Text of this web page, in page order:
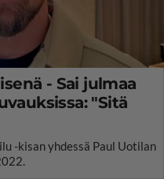
- Sai julmaa
"Sitä
-kisan yhdessä Paul Uotilan